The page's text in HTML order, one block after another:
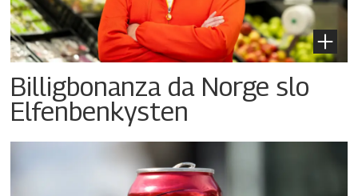
Billigbonanza da Norge slo
Elfenbenkysten